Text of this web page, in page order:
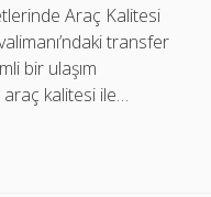
Araç Kalitesi
transfer
bir ulaşım
kalitesi ile…